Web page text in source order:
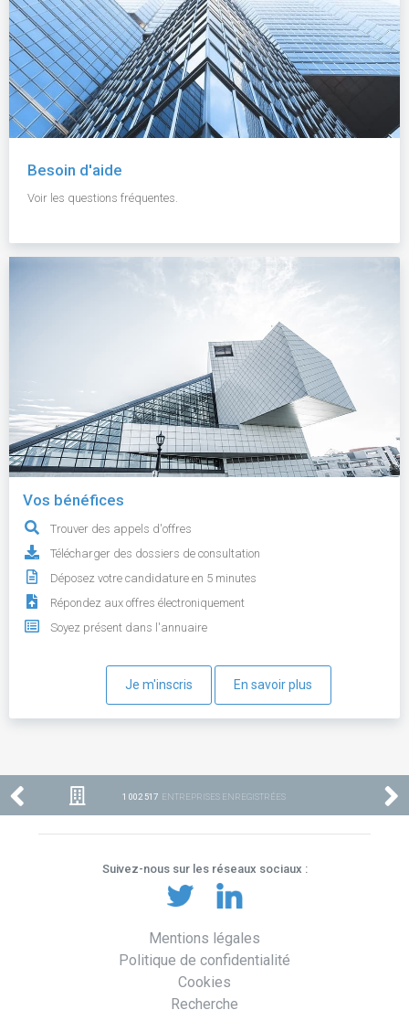
Besoin d'aide
Voir les questions fréquentes.
Vos bénéfices
Trouver des appels d'offres
Télécharger des dossiers de consultation
Déposez votre candidature en 5 minutes
Répondez aux offres électroniquement
Soyez présent dans l'annuaire
Je m'inscris En savoir plus
1 002 517 ENTREPRISES ENREGISTRÉES
Suivez-nous sur les réseaux sociaux :
Mentions légales
Politique de confidentialité
Cookies
Recherche